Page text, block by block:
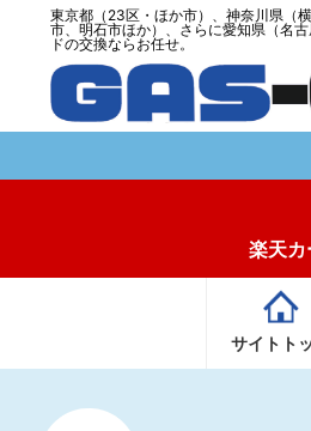
東京都（23区・ほか市）、神奈川県（
市、明石市ほか）、さらに愛知県（名
ドの交換ならお任せ。
楽天カ
サイトト